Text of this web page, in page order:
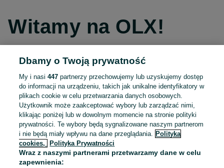
Witamy na OLX!
Kontynuuj przez Facebooka
Kontynuuj przez konto Apple
Kontynuuj przez konto Google
LUB
Dbamy o Twoją prywatność
My i nasi447 partnerzy przechowujemy lub uzyskujemy dostęp
do informacji na urządzeniu, takich jak unikalne identyfikatory w
plikach cookie w celu przetwarzania danych osobowych.
Użytkownik może zaakceptować wybory lub zarządzać nimi,
klikając poniżej lub w dowolnym momencie na stronie polityki
prywatności. Te wybory będą sygnalizowane naszym partnerom
i nie będą miały wpływu na dane przeglądania.
Polityka
cookies,
Polityka Prywatności
Wraz z naszymi partnerami przetwarzamy dane w celu
zapewnienia: